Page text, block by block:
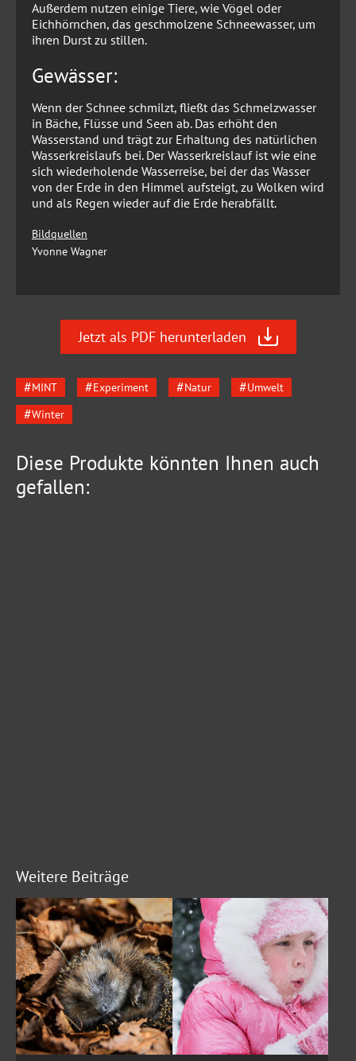
Außerdem nutzen einige Tiere, wie Vögel oder
Eichhörnchen, das geschmolzene Schneewasser, um
ihren Durst zu stillen.
Gewässer:
Wenn der Schnee schmilzt, fließt das Schmelzwasser
in Bäche, Flüsse und Seen ab. Das erhöht den
Wasserstand und trägt zur Erhaltung des natürlichen
Wasserkreislaufs bei. Der Wasserkreislauf ist wie eine
sich wiederholende Wasserreise, bei der das Wasser
von der Erde in den Himmel aufsteigt, zu Wolken wird
und als Regen wieder auf die Erde herabfällt.
Bildquellen
Yvonne Wagner
Jetzt als PDF herunterladen
MINT Experiment Natur
Umwelt
Winter
Diese Produkte könnten Ihnen auch
gefallen:
Weitere Beiträge